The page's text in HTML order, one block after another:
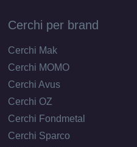
Cerchi per brand
Cerchi Mak
Cerchi MOMO
Cerchi Avus
Cerchi OZ
Cerchi Fondmetal
Cerchi Sparco